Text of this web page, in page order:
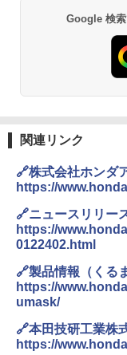
Google 検索
関連リンク
🔗株式会社ホンダ
https://
🔗ニュースリリー
https://
0122402.html
🔗製品情報（くる
https://
umask/
🔗本田技研工業株
https://